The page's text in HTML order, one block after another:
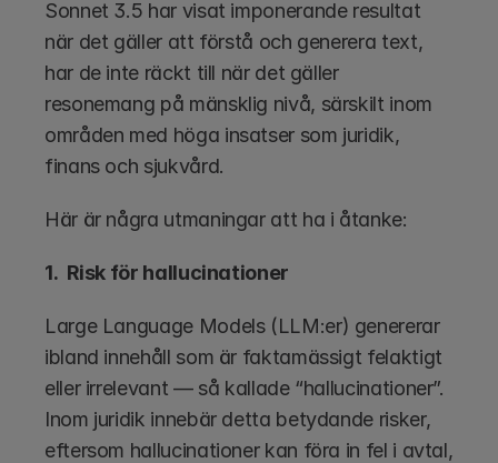
Sonnet 3.5 har visat imponerande resultat
när det gäller att förstå och generera text,
har de inte räckt till när det gäller
resonemang på mänsklig nivå, särskilt inom
områden med höga insatser som juridik,
finans och sjukvård.
Här är några utmaningar att ha i åtanke:
1.  Risk för hallucinationer
Large Language Models (LLM:er) genererar
ibland innehåll som är faktamässigt felaktigt
eller irrelevant — så kallade “hallucinationer”.
Inom juridik innebär detta betydande risker,
eftersom hallucinationer kan föra in fel i avtal,